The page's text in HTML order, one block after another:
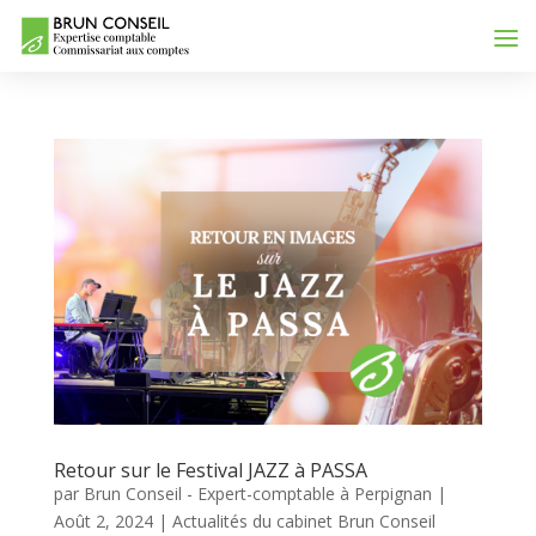
Retour sur le Festival JAZZ à PASSA
par Brun Conseil - Expert-comptable à Perpignan |
Août 2, 2024| Actualités du cabinet Brun Conseil